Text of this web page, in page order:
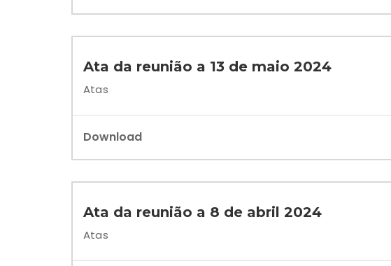
Ata da reunião a 13 de maio 2024
Atas
Download
Ata da reunião a 8 de abril 2024
Atas